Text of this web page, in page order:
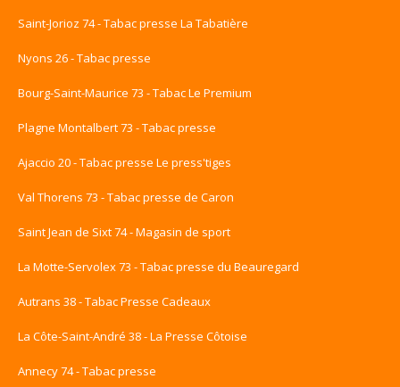
Saint-Jorioz 74 - Tabac presse La Tabatière
Nyons 26 - Tabac presse
Bourg-Saint-Maurice 73 - Tabac Le Premium
Plagne Montalbert 73 - Tabac presse
Ajaccio 20 - Tabac presse Le press'tiges
Val Thorens 73 - Tabac presse de Caron
Saint Jean de Sixt 74 - Magasin de sport
La Motte-Servolex 73 - Tabac presse du Beauregard
Autrans 38 - Tabac Presse Cadeaux
La Côte-Saint-André 38 - La Presse Côtoise
Annecy 74 - Tabac presse